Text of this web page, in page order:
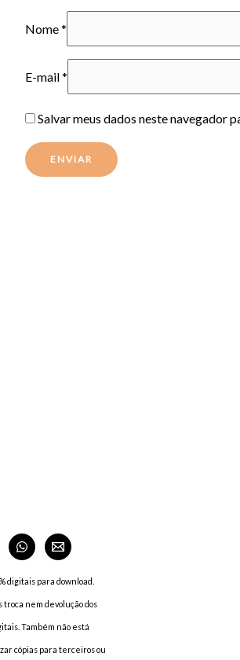
Nome*
E-mail*
Salvar meus dados neste navegador
digitais para download.
troca nem devolução dos
Também não está
cópias para terceiros ou